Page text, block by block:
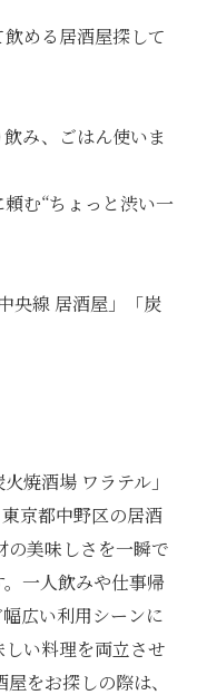
める居酒屋探して
み、ごはん使いま
む“ちょっと渋い一
央線 居酒屋」「炭
焼酒場 ワラテル」
京都中野区の居酒
の美味しさを一瞬で
一人飲みや仕事帰
広い利用シーンに
い料理を両立させ
をお探しの際は、